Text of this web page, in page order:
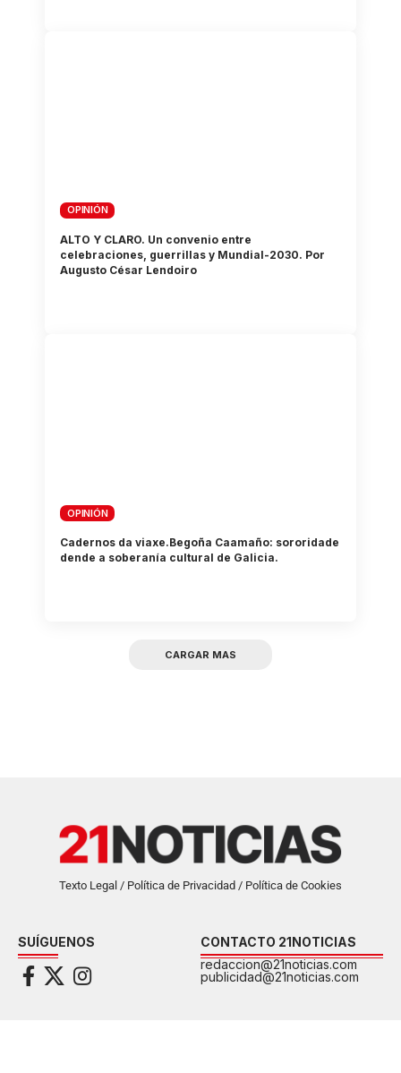
OPINIÓN
ALTO Y CLARO. Un convenio entre
celebraciones, guerrillas y Mundial-2030. Por
Augusto César Lendoiro
OPINIÓN
Cadernos da viaxe.Begoña Caamaño: sororidade
dende a soberanía cultural de Galicia.
CARGAR MAS
Texto Legal / Política de Privacidad / Política de Cookies
SUÍGUENOS
CONTACTO 21NOTICIAS
redaccion@21noticias.com
publicidad@21noticias.com